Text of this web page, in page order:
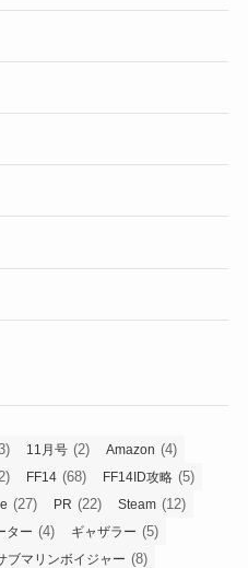
11月号 (2) Amazon (4)
FF14 (68) FF14ID攻略 (5)
(27) PR (22) Steam (12)
ター (4) ギャザラー (5)
ブマリンボイジャー (8)